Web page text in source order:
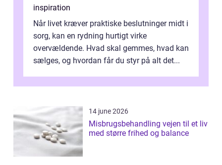
inspiration
Når livet kræver praktiske beslutninger midt i
sorg, kan en rydning hurtigt virke
overvældende. Hvad skal gemmes, hvad kan
sælges, og hvordan får du styr på alt det...
14 june 2026
Misbrugsbehandling vejen til et liv
med større frihed og balance